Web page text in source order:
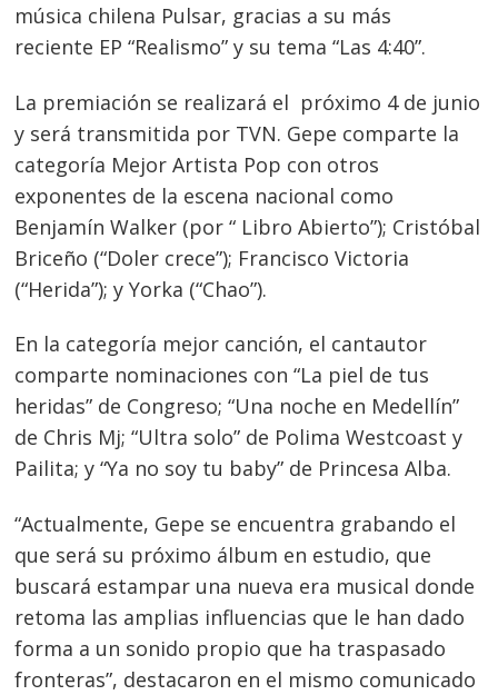
música chilena Pulsar, gracias a su más
reciente EP “Realismo” y su tema “Las 4:40”.
La premiación se realizará el próximo 4 de junio
y será transmitida por TVN. Gepe comparte la
categoría Mejor Artista Pop con otros
exponentes de la escena nacional como
Benjamín Walker (por “ Libro Abierto”); Cristóbal
Briceño (“Doler crece”); Francisco Victoria
(“Herida”); y Yorka (“Chao”).
En la categoría mejor canción, el cantautor
comparte nominaciones con “La piel de tus
heridas” de Congreso; “Una noche en Medellín”
de Chris Mj; “Ultra solo” de Polima Westcoast y
Pailita; y “Ya no soy tu baby” de Princesa Alba.
“Actualmente, Gepe se encuentra grabando el
que será su próximo álbum en estudio, que
buscará estampar una nueva era musical donde
retoma las amplias influencias que le han dado
forma a un sonido propio que ha traspasado
fronteras”, destacaron en el mismo comunicado